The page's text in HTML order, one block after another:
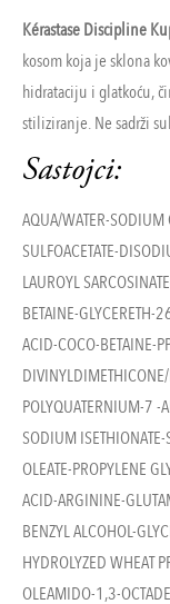
Kérastase Discipline
kosom koja je sklona
hidrataciju i glatkoću,
stiliziranje. Ne sadrži
Sastojci:
AQUA/WATER-SODIUM
SULFOACETATE-
LAUROYL
BETAINE-GLYCERETH-
ACID-COCO-BETAINE-
POLYQUATERNIUM-7
SODIUM
OLEATE-PROPYLENE
ACID-ARGININE-
BENZYL ALCOHOL-
HYDROLYZED WHEAT
OLEAMIDO-1,3-